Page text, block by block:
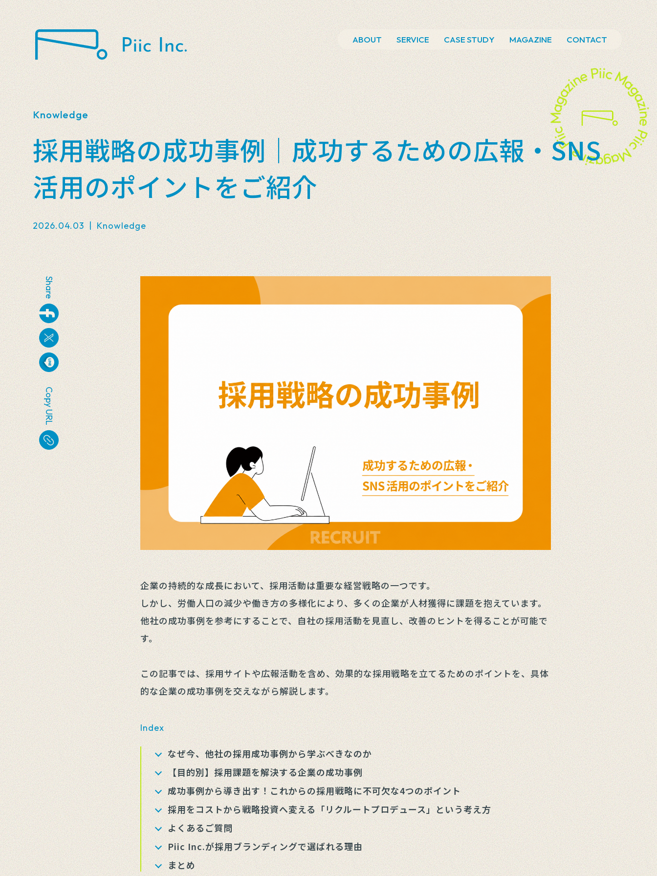
ABOUT SERVICE CASE STUDY MAGAZINE CONTACT
Knowledge
採用戦略の成功事例｜成功するための広報・SNS
活用のポイントをご紹介
2026.04.03 | Knowledge
企業の持続的な成長において、採用活動は重要な経営戦略の一つです。
しかし、労働人口の減少や働き方の多様化により、多くの企業が人材獲得に課題を抱えています。
他社の成功事例を参考にすることで、自社の採用活動を見直し、改善のヒントを得ることが可能で
す。
この記事では、採用サイトや広報活動を含め、効果的な採用戦略を立てるためのポイントを、具体
的な企業の成功事例を交えながら解説します。
Index
なぜ今、他社の採用成功事例から学ぶべきなのか
【目的別】採用課題を解決する企業の成功事例
成功事例から導き出す！これからの採用戦略に不可欠な4つのポイント
採用をコストから戦略投資へ変える「リクルートプロデュース」という考え方
よくあるご質問
Piic Inc.が採用ブランディングで選ばれる理由
まとめ
Share
Copy URL